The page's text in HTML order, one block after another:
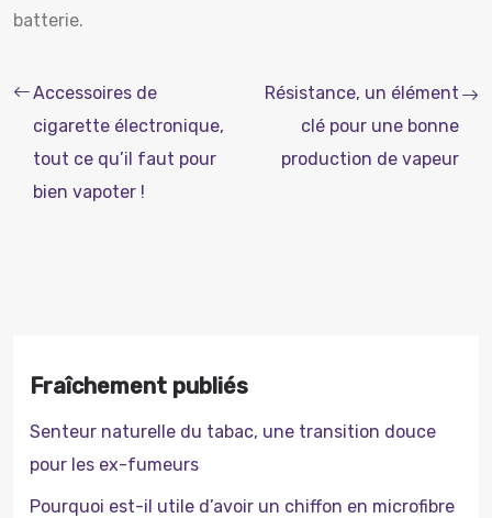
batterie.
Accessoires de
cigarette électronique,
tout ce qu’il faut pour
bien vapoter !
Résistance, un élément
clé pour une bonne
production de vapeur
Fraîchement publiés
Senteur naturelle du tabac, une transition douce
pour les ex-fumeurs
Pourquoi est-il utile d’avoir un chiffon en microfibre